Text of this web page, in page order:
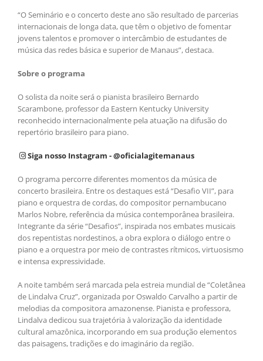
“O Seminário e o concerto deste ano são resultado de parcerias
internacionais de longa data, que têm o objetivo de fomentar
jovens talentos e promover o intercâmbio de estudantes de
música das redes básica e superior de Manaus”, destaca.
Sobre o programa
O solista da noite será o pianista brasileiro Bernardo
Scarambone, professor da Eastern Kentucky University
reconhecido internacionalmente pela atuação na difusão do
repertório brasileiro para piano.
Siga nosso Instagram - @oficialagitemanaus
O programa percorre diferentes momentos da música de
concerto brasileira. Entre os destaques está “Desafio VII”, para
piano e orquestra de cordas, do compositor pernambucano
Marlos Nobre, referência da música contemporânea brasileira.
Integrante da série “Desafios”, inspirada nos embates musicais
dos repentistas nordestinos, a obra explora o diálogo entre o
piano e a orquestra por meio de contrastes rítmicos, virtuosismo
e intensa expressividade.
A noite também será marcada pela estreia mundial de “Coletânea
de Lindalva Cruz”, organizada por Oswaldo Carvalho a partir de
melodias da compositora amazonense. Pianista e professora,
Lindalva dedicou sua trajetória à valorização da identidade
cultural amazônica, incorporando em sua produção elementos
das paisagens, tradições e do imaginário da região.